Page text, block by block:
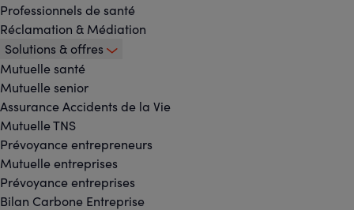
Professionnels de santé
Réclamation & Médiation
Solutions & offres
Mutuelle santé
Mutuelle senior
Assurance Accidents de la Vie
Mutuelle TNS
Prévoyance entrepreneurs
Mutuelle entreprises
Prévoyance entreprises
Bilan Carbone Entreprise